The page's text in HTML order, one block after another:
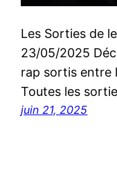
Les Sorties de
23/05/2025
rap sortis entre
Toutes les
juin 21, 2025